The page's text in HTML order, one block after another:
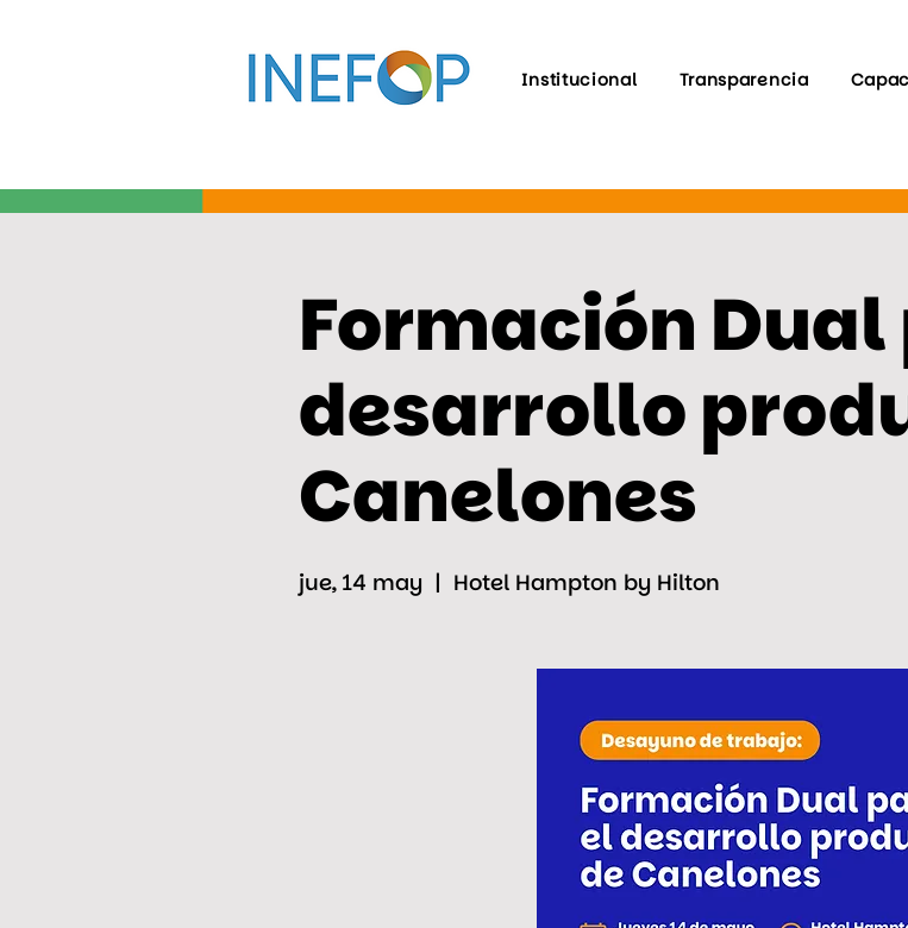
Institucional Transparencia
Formación
desarrollo
Canelones
jue, 14 may
  |
Hotel Hampton by Hilton